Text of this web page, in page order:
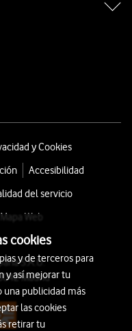
y Cookies
Accesibilidad
del servicio
Mapa Web
S.A.U.
Madrid
cookies
y de terceros para
y así mejorar tu
una publicidad más
las cookies
retirar tu